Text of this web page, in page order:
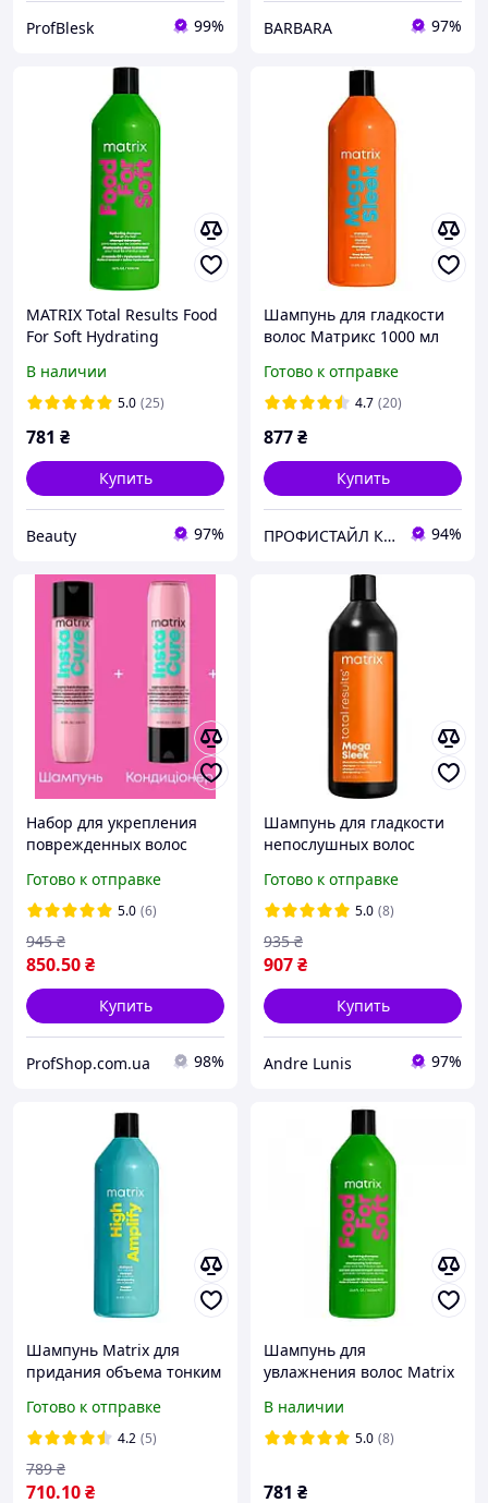
ProfBlesk 99% BARBARA 97%
MATRIX Total Results Food
For Soft Hydrating
увлажнения, 1000 мл
В наличии
5.0 (25)
781 ₴
Купить
Beauty 97%
Шампунь для гладкости
волос Матрикс 1000 мл
Sleek
Готово к отправке
4.7 (20)
877₴
Купить
ПРОФИСТАЙЛ КОМПАНИ 94%
Набор для укрепления
поврежденных волос
Bond (шампунь 300 мл,
кондиционер 300мл)
Готово к отправке
5.0 (6)
850.50₴
945 ₴
Купить
ProfShop.com.ua 98%
Шампунь для гладкости
непослушных волос
Sleek Shampoo 1000 мл
Готово к отправке
5.0 (8)
907₴
935 ₴
Купить
Andre Lunis 97%
Шампунь Matrix для
придания объема тонким
Amplify Shampoo 1000 мл
Готово к отправке
4.2 (5)
710.10₴
789 ₴
Шампунь для
увлажнения волос Matrix
Shampoo
В наличии
5.0 (8)
781 ₴